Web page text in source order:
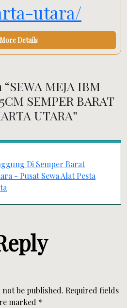
utara/
More Details
SEWA MEJA IBM
SEMPER BARAT
UTARA”
Di Semper Barat
- Pusat Sewa Alat Pesta
be published. Required fields
marked *